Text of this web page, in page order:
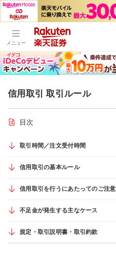
メニュー
信用取引 取引ルール
目次
取引時間／注文受付時間
信用取引の基本ルール
信用取引を行うにあたってのご注意
不足金が発生する主なケース
規定・取引説明書・取引約款